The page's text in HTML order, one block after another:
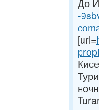
До
-
[url=